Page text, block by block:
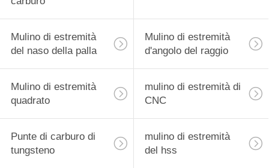
Mulino di estremità
del naso della palla
Mulino di estremità
d'angolo del raggio
Mulino di estremità
quadrato
mulino di estremità di
CNC
Punte di carburo di
tungsteno
mulino di estremità
del hss